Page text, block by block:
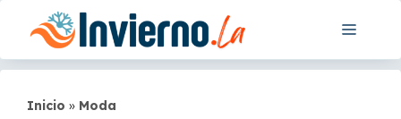
contenido
Menú
Inicio » Moda